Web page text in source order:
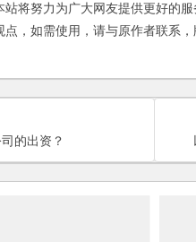
将努力为广大网友提供更好的
，如需使用，请与原作者联系，
的出资？